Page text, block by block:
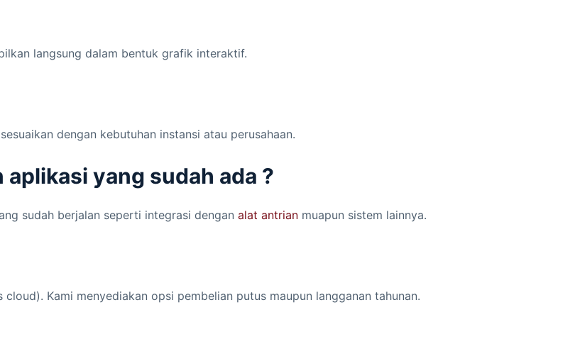
langsung dalam bentuk grafik interaktif.
dengan kebutuhan instansi atau perusahaan.
yang sudah ada ?
sudah berjalan seperti integrasi dengan alat antrian muapun sistem lainnya.
Kami menyediakan opsi pembelian putus maupun langganan tahunan.